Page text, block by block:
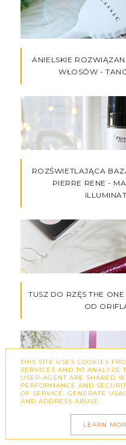
ANIELSKIE
WŁOSÓW -
ROZŚWIETLAJĄCA
PIERRE RENE -
TUSZ DO RZĘS THE
OD
UNBOXING PUDEŁKA
THIS SITE USES COOKIES
SERVICES AND TO ANALYZE
USER-AGENT ARE SHARED
PERFORMANCE AND
OF SERVICE, GENERATE
AND ADDRESS ABUSE.
LEARN